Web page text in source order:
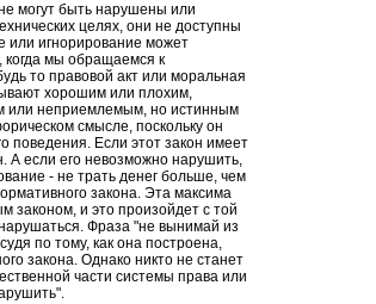
могут быть нарушены или
целях, они не доступны
или игнорирование может
когда мы обращаемся к
то правовой акт или моральная
хорошим или плохим,
или неприемлемым, но истинным
смысле, поскольку он
Если этот закон имеет
А если его невозможно нарушить,
- не трать денег больше, чем
закона. Эта максима
законом, и это произойдет с той
Фраза "не вынимай из
по тому, как она построена,
закона. Однако никто не станет
части системы права или